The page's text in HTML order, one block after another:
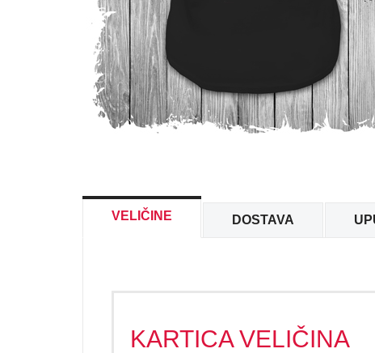
VELIČINE DOSTAVA
KARTICA VELIČINA